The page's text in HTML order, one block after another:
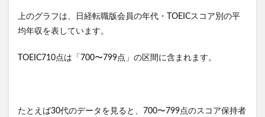
上のグラフは、日経転職版会員の年代・TOEICスコア別の平
均年収を表しています。
TOEIC710点は「700〜799点」の区間に含まれます。
たとえば30代のデータを見ると、700〜799点のスコア保持者